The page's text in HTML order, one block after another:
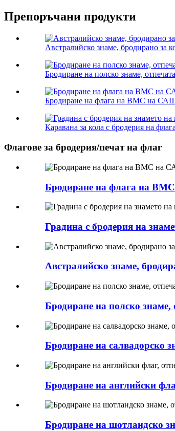
Препоръчани продукти
Австралийско знаме, бродирано за
Бродиране на полско знаме,
Бродиране на флага на ВМС на САЩ,
Каравана за кола с бродерия на
Флагове за бродерия/печат на флаг
Бродиране на флага на
Градина с бродерия на
Австралийско знаме,
Бродиране на полско знаме,
Бродиране на салвадорско
Бродиране на английски
Бродиране на шотландско